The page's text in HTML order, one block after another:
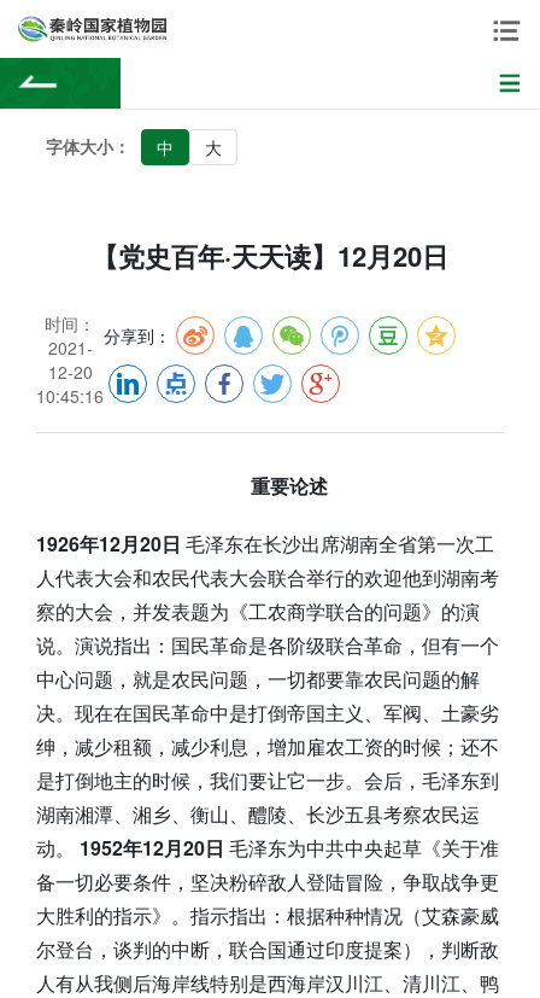
字体大小： 中 大
【党史百年·天天读】12月20日
时间：
2021-
12-20
10:45:16
分享到：
重要论述
1926年12月20日 毛泽东在长沙出席湖南全省第一次工
人代表大会和农民代表大会联合举行的欢迎他到湖南考
察的大会，并发表题为《工农商学联合的问题》的演
说。演说指出：国民革命是各阶级联合革命，但有一个
中心问题，就是农民问题，一切都要靠农民问题的解
决。现在在国民革命中是打倒帝国主义、军阀、土豪劣
绅，减少租额，减少利息，增加雇农工资的时候；还不
是打倒地主的时候，我们要让它一步。会后，毛泽东到
湖南湘潭、湘乡、衡山、醴陵、长沙五县考察农民运
动。 1952年12月20日 毛泽东为中共中央起草《关于准
备一切必要条件，坚决粉碎敌人登陆冒险，争取战争更
大胜利的指示》。指示指出：根据种种情况（艾森豪威
尔登台，谈判的中断，联合国通过印度提案），判断敌
人有从我侧后海岸线特别是西海岸汉川江、清川江、鸭